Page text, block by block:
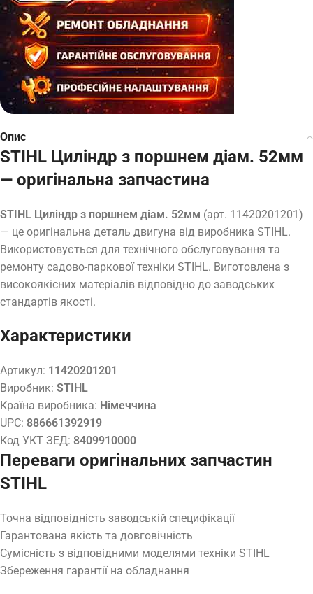
Опис
STIHL Циліндр з поршнем діам. 52мм
— оригінальна запчастина
STIHL Циліндр з поршнем діам. 52мм (арт. 11420201201)
— це оригінальна деталь двигуна від виробника STIHL.
Використовується для технічного обслуговування та
ремонту садово-паркової техніки STIHL. Виготовлена з
високоякісних матеріалів відповідно до заводських
стандартів якості.
Характеристики
Артикул: 11420201201
Виробник: STIHL
Країна виробника: Німеччина
UPC: 886661392919
Код УКТ ЗЕД: 8409910000
Переваги оригінальних запчастин
STIHL
Точна відповідність заводській специфікації
Гарантована якість та довговічність
Сумісність з відповідними моделями техніки STIHL
Збереження гарантії на обладнання